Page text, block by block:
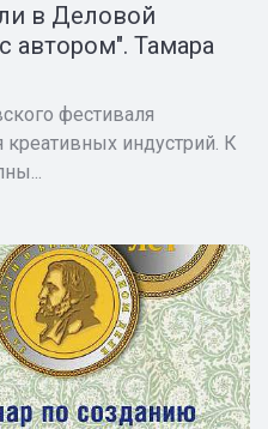
в Деловой
автором". Тамара
фестиваля
креативных индустрий. К